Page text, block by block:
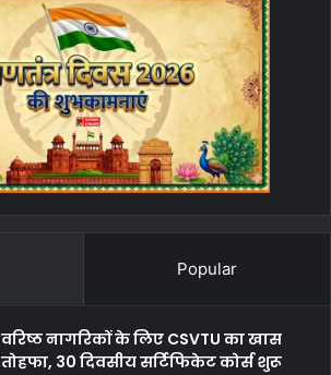
Popular
वरिष्ठ नागरिकों के लिए CSVTU का खास
तोहफा, 30 दिवसीय सर्टिफिकेट कोर्स शुरू